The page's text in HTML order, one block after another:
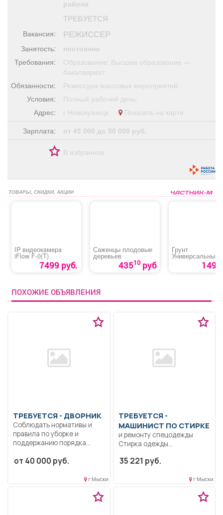
Обучение
Товары Поздравления Погода
ТВ программа Я - пенсионер
района
ТРЕБУЕТСЯ
Вакансия: РЕЖИССЕР
Занятость:
постоянно
Требования:
Образование: Высшее образование —
бакалавриат.
Обязанности:
Режиссура массовых мероприятий.
Условия:
Полный рабочий день.
Адрес:
г Новокузнецк
Показать на карте
Зарплата:
от 45 000 до 50 000 руб.
В избранное
ТОВАРЫ, СКИДКИ, АКЦИИ
IP видеокaмepa
iFlow F-0(T)
7499 руб.
Саженцы плодовые
деревьев
43510руб
Грунт
Универсальный
«Живая почва»
149
ПОХОЖИЕ ОБЪЯВЛЕНИЯ
ТРЕБУЕТСЯ - ДВОРНИК
Соблюдать нормативы и
правила по уборке и
поддержанию порядка...
от 40 000 руб.
г Мыски
ТРЕБУЕТСЯ -
МАШИНИСТ ПО СТИРКЕ
и ремонту спецодежды
Стирка одежды
спецодежды, полотенец,
35 221 руб.
г Мыски